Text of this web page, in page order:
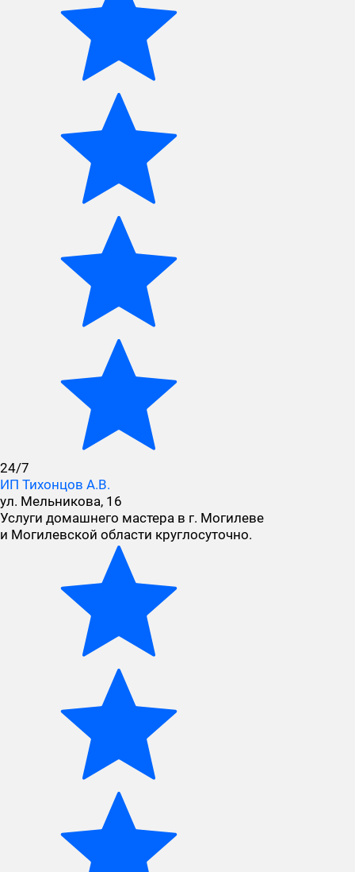
24/7
ИП Тихонцов А.В.
ул. Мельникова, 16
Услуги домашнего мастера в г. Могилеве
и Могилевской области круглосуточно.